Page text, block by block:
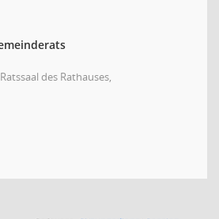
des Rathauses,